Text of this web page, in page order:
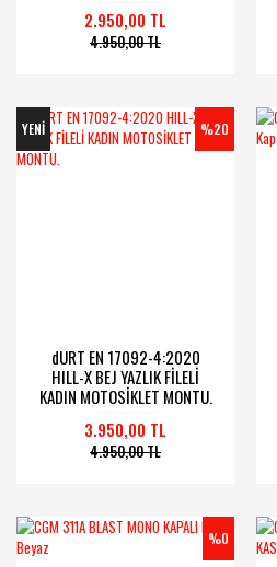
2.950,00 TL
4.950,00 TL
YENİ %20
dURT EN 17092-4:2020
HILL-X BEJ YAZLIK FİLELİ
KADIN MOTOSİKLET MONTU.
3.950,00 TL
4.950,00 TL
%0